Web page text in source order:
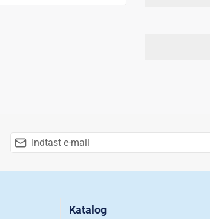
Katalog